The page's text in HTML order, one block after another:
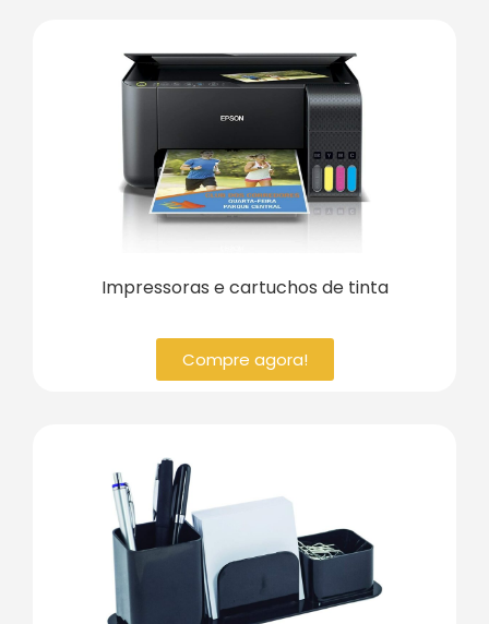
Impressoras e cartuchos de tinta
Compre agora!